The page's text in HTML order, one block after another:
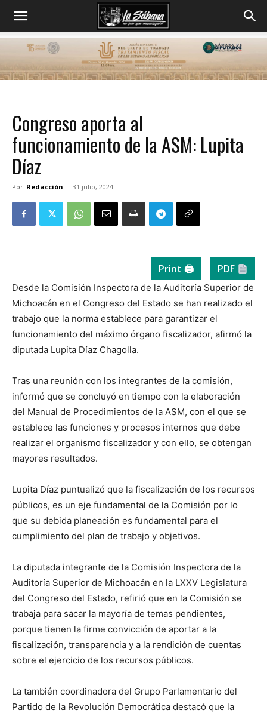
Congreso aporta al
funcionamiento de la ASM: Lupita
Díaz
Por Redacción - 31 julio, 2024
Print 🖨 PDF
Desde la Comisión Inspectora de la Auditoría Superior de
Michoacán en el Congreso del Estado se han realizado el
trabajo que la norma establece para garantizar el
funcionamiento del máximo órgano fiscalizador, afirmó la
diputada Lupita Díaz Chagolla.
Tras una reunión con los integrantes de la comisión,
informó que se concluyó en tiempo con la elaboración
del Manual de Procedimientos de la ASM, con el que se
establece las funciones y procesos internos que debe
realizar el organismo fiscalizador y con ello, se obtengan
mayores resultados.
Lupita Díaz puntualizó que la fiscalización de los recursos
públicos, es un eje fundamental de la Comisión por lo
que su debida planeación es fundamental para el
cumplimiento del plan de trabajo y objetivos.
La diputada integrante de la Comisión Inspectora de la
Auditoría Superior de Michoacán en la LXXV Legislatura
del Congreso del Estado, refirió que en la Comisión se
trabaja para sacar la mayoría de temas pendientes,
porque tienen la firme convicción de aportar a la
fiscalización, transparencia y a la rendición de cuentas
sobre el ejercicio de los recursos públicos.
La también coordinadora del Grupo Parlamentario del
Partido de la Revolución Democrática destacó que la